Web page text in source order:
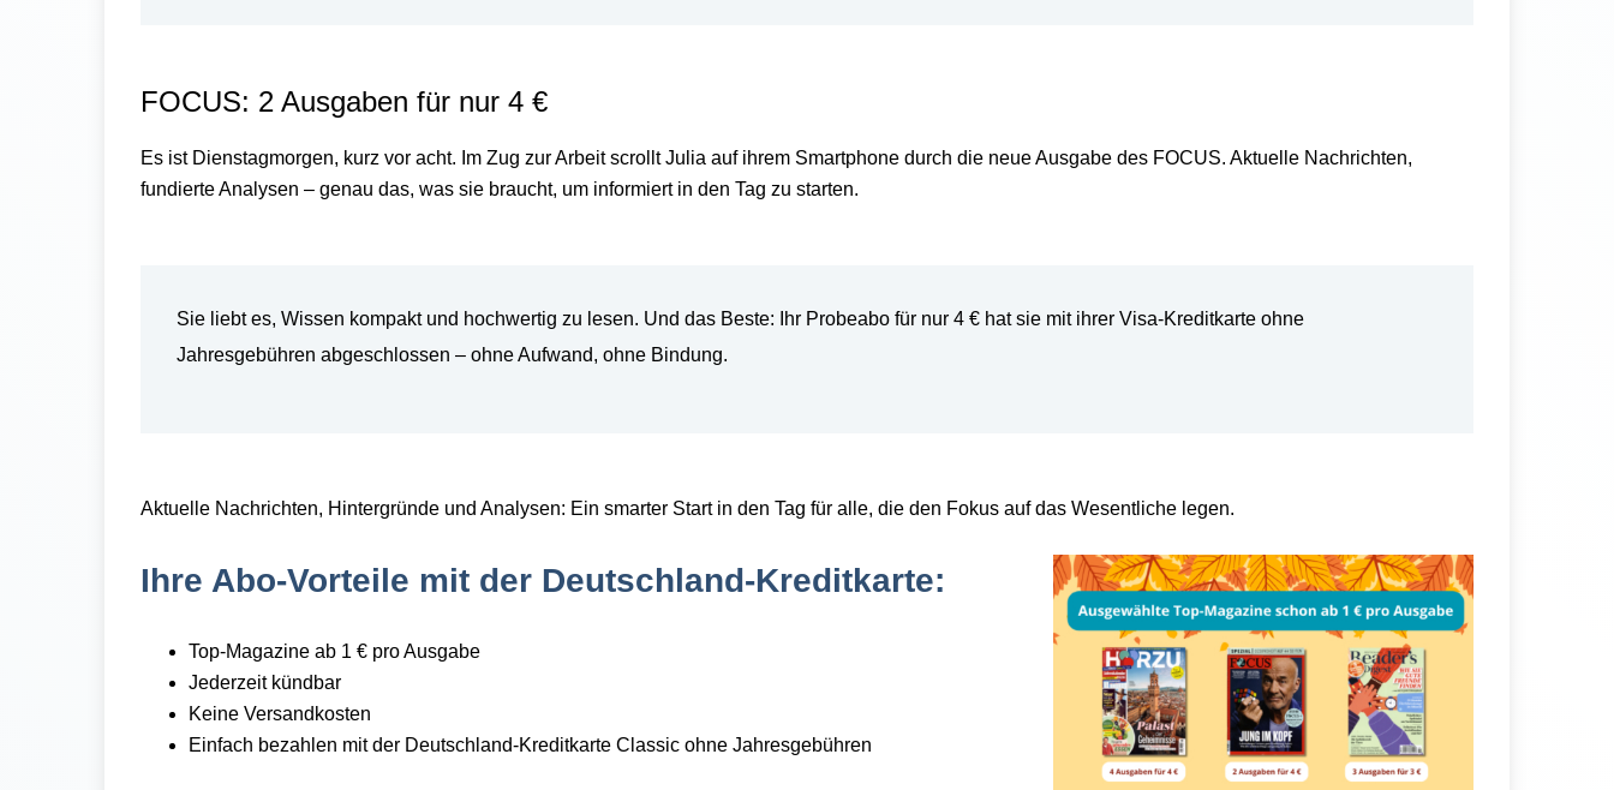
FOCUS: 2 Ausgaben für nur 4 €
Es ist Dienstagmorgen, kurz vor acht. Im Zug zur Arbeit scrollt Julia auf ihrem Smartphone durch die neue Ausgabe des FOCUS. Aktuelle Nachrichten,
fundierte Analysen – genau das, was sie braucht, um informiert in den Tag zu starten.
Sie liebt es, Wissen kompakt und hochwertig zu lesen. Und das Beste: Ihr Probeabo für nur 4 € hat sie mit ihrer Visa-Kreditkarte ohne
Jahresgebühren abgeschlossen – ohne Aufwand, ohne Bindung.
Aktuelle Nachrichten, Hintergründe und Analysen: Ein smarter Start in den Tag für alle, die den Fokus auf das Wesentliche legen.
Ihre Abo-Vorteile mit der Deutschland-Kreditkarte:
Top-Magazine ab 1 € pro Ausgabe
Jederzeit kündbar
Keine Versandkosten
Einfach bezahlen mit der Deutschland-Kreditkarte Classic ohne Jahresgebühren